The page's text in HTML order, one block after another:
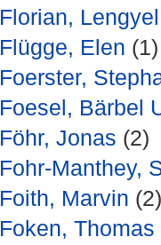
Florian, Lengyel
Flügge, Elen (1)
Foerster,
Foesel, Bärbel
Föhr, Jonas (2)
Fohr-Manthey,
Foith, Marvin (2)
Foken, Thomas